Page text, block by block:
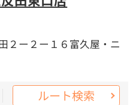
２ー２ー１６富久屋・ニ
ルート検索